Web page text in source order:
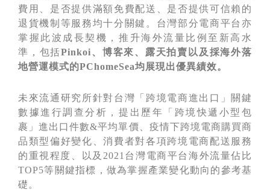
費用、是否提供滿額免費配送、是否提供可信賴的
退貨機制等服務均十分關鍵。台灣部分電商平台亦
掌握此波成長契機，推升海外流量比例至新高水
準，包括Pinkoi、博客來、露天拍賣以及採海外落
地營運模式的PChomeSea均展現出優異績效。
未來流通研究所針對台灣「跨境電商進出口」關鍵
數據進行調查分析，提出歷年「跨境快遞小型包
裹」進出口件數&平均單價、疫情下跨境電商購買商
品類型偏好變化、消費者對各項跨境電商配送服務
的重視程度、以及2021台灣電商平台海外流量佔比
TOP5等關鍵指標，做為掌握產業變化動向的參考基
礎。